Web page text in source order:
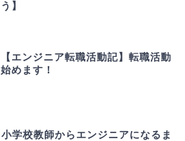
う】
【エンジニア転職活動記】転職活動
始めます！
小学校教師からエンジニアになるま